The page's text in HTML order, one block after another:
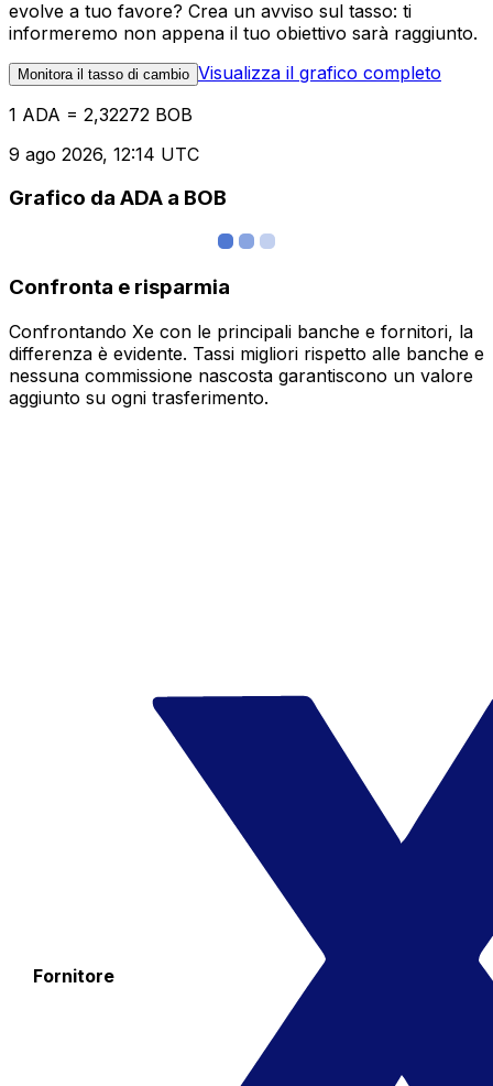
evolve a tuo favore? Crea un avviso sul tasso: ti
informeremo non appena il tuo obiettivo sarà raggiunto.
Monitora il tasso di cambio Visualizza il grafico completo
1 ADA = 2,32272 BOB
9 ago 2026, 12:14 UTC
Grafico da ADA a BOB
Confronta e risparmia
Confrontando Xe con le principali banche e fornitori, la
differenza è evidente. Tassi migliori rispetto alle banche e
nessuna commissione nascosta garantiscono un valore
aggiunto su ogni trasferimento.
Fornitore